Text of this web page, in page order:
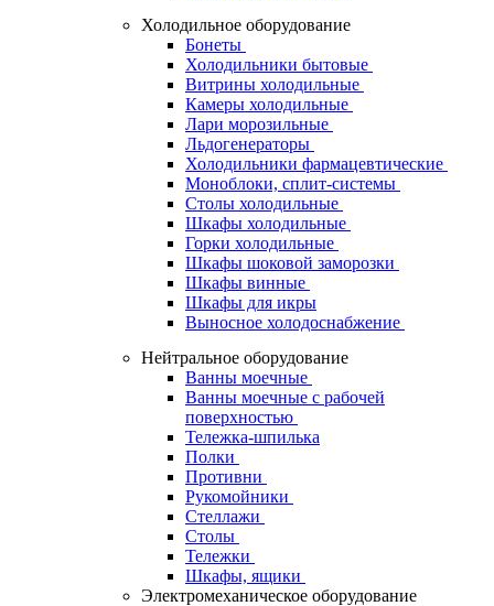
Холодильное оборудование
Бонеты
Холодильники бытовые
Витрины холодильные
Камеры холодильные
Лари морозильные
Льдогенераторы
Холодильники фармацевтические
Моноблоки, сплит-системы
Столы холодильные
Шкафы холодильные
Горки холодильные
Шкафы шоковой заморозки
Шкафы винные
Шкафы для икры
Выносное холодоснабжение
Нейтральное оборудование
Ванны моечные
Ванны моечные с рабочей
поверхностью
Тележка-шпилька
Полки
Противни
Рукомойники
Стеллажи
Столы
Тележки
Шкафы, ящики
Электромеханическое оборудование